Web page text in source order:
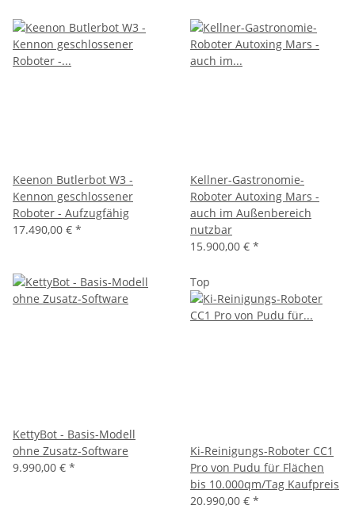
Keenon Butlerbot W3 -
Kennon geschlossener
Roboter - Aufzugfähig
17.490,00 € *
Kellner-Gastronomie-
Roboter Autoxing Mars -
auch im Außenbereich
nutzbar
15.900,00 € *
KettyBot - Basis-Modell
ohne Zusatz-Software
9.990,00 € *
Top
Ki-Reinigungs-Roboter CC1
Pro von Pudu für Flächen
bis 10.000qm/Tag Kaufpreis
20.990,00 € *